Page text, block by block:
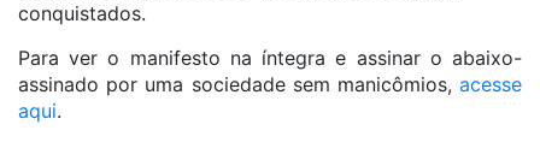
conquistados.
Para ver o manifesto na íntegra e assinar o abaixo-
assinado por uma sociedade sem manicômios, acesse
aqui.